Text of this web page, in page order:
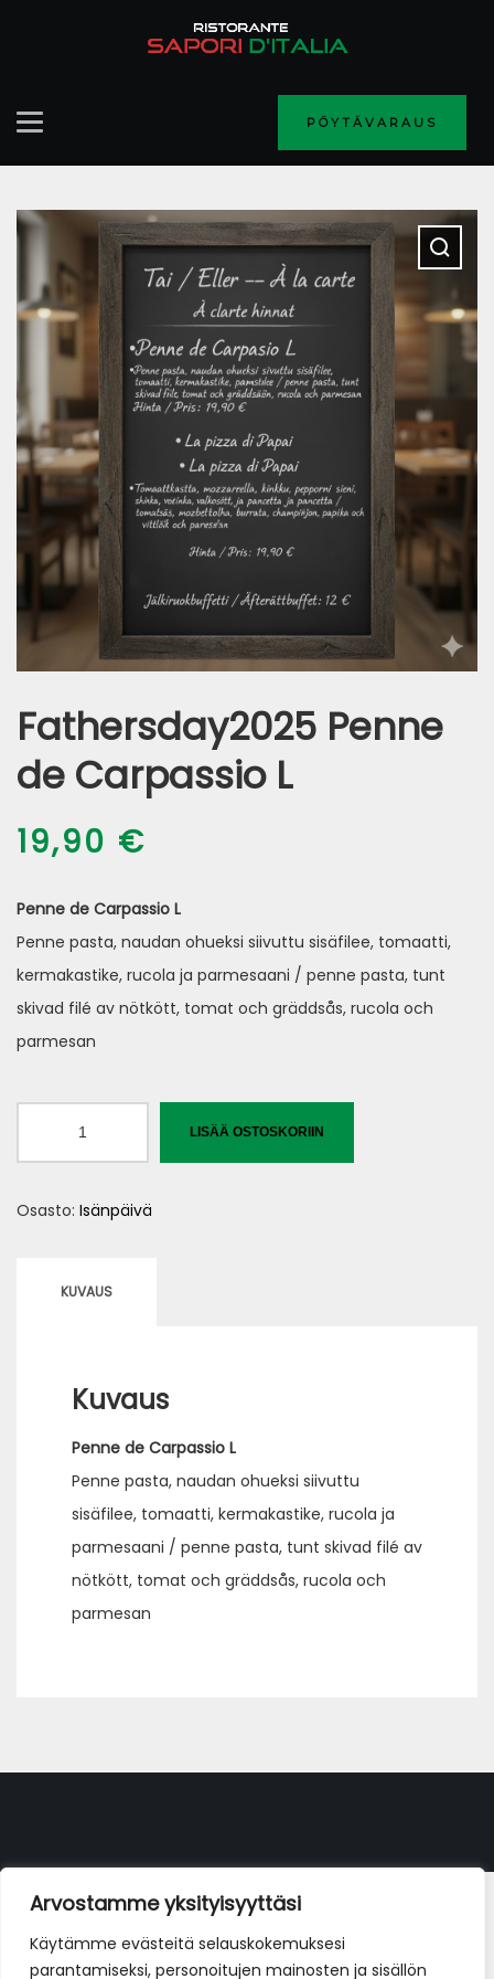
Arvostamme yksityisyyttäsi
Käytämme evästeitä selauskokemuksesi
parantamiseksi, personoitujen mainosten ja sisällön
PÖYTÄVARAUS
Fathersday2025 Penne
de Carpassio L
19,90 €
Penne de Carpassio L
Penne pasta, naudan ohueksi siivuttu sisäfilee, tomaatti,
kermakastike, rucola ja parmesaani / penne pasta, tunt
skivad filé av nötkött, tomat och gräddsås, rucola och
parmesan
Carpassio
määrä
LISÄÄ OSTOSKORIIN
Osasto: Isänpäivä
KUVAUS
Kuvaus
Penne de Carpassio L
Penne pasta, naudan ohueksi siivuttu
sisäfilee, tomaatti, kermakastike, rucola ja
parmesaani / penne pasta, tunt skivad filé av
nötkött, tomat och gräddsås, rucola och
parmesan